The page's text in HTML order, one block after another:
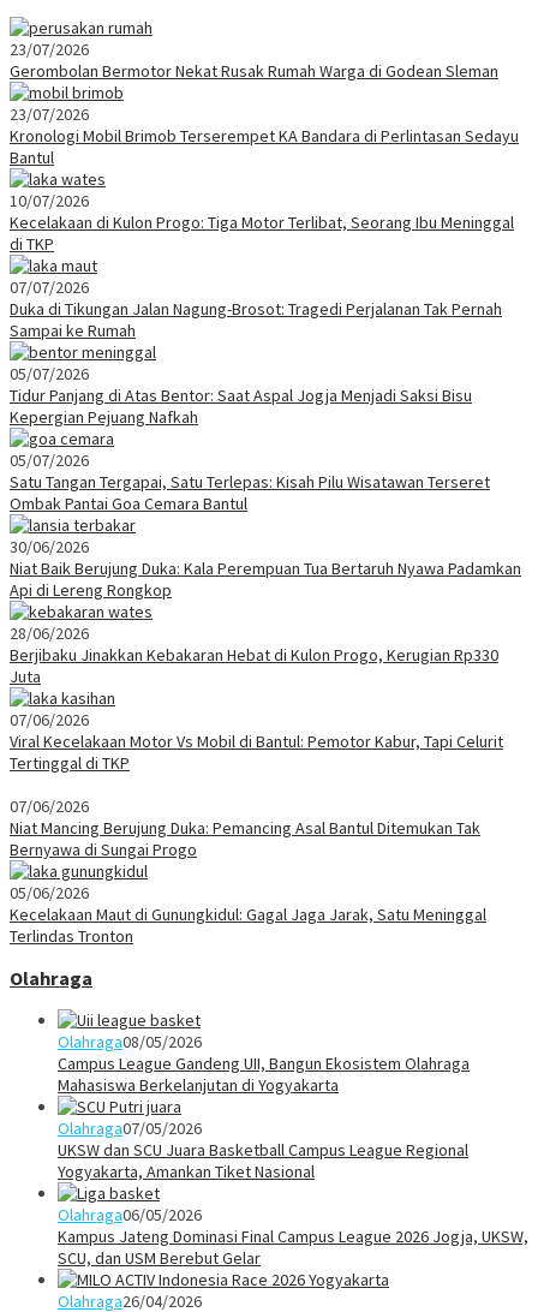
23/07/2026
Gerombolan Bermotor Nekat Rusak Rumah Warga di Godean Sleman
23/07/2026
Kronologi Mobil Brimob Terserempet KA Bandara di Perlintasan Sedayu
Bantul
10/07/2026
Kecelakaan di Kulon Progo: Tiga Motor Terlibat, Seorang Ibu Meninggal
di TKP
07/07/2026
Duka di Tikungan Jalan Nagung-Brosot: Tragedi Perjalanan Tak Pernah
Sampai ke Rumah
05/07/2026
Tidur Panjang di Atas Bentor: Saat Aspal Jogja Menjadi Saksi Bisu
Kepergian Pejuang Nafkah
05/07/2026
Satu Tangan Tergapai, Satu Terlepas: Kisah Pilu Wisatawan Terseret
Ombak Pantai Goa Cemara Bantul
30/06/2026
Niat Baik Berujung Duka: Kala Perempuan Tua Bertaruh Nyawa Padamkan
Api di Lereng Rongkop
28/06/2026
Berjibaku Jinakkan Kebakaran Hebat di Kulon Progo, Kerugian Rp330
Juta
07/06/2026
Viral Kecelakaan Motor Vs Mobil di Bantul: Pemotor Kabur, Tapi Celurit
Tertinggal di TKP
07/06/2026
Niat Mancing Berujung Duka: Pemancing Asal Bantul Ditemukan Tak
Bernyawa di Sungai Progo
05/06/2026
Kecelakaan Maut di Gunungkidul: Gagal Jaga Jarak, Satu Meninggal
Terlindas Tronton
Olahraga
Olahraga08/05/2026
Campus League Gandeng UII, Bangun Ekosistem Olahraga
Mahasiswa Berkelanjutan di Yogyakarta
Olahraga07/05/2026
UKSW dan SCU Juara Basketball Campus League Regional
Yogyakarta, Amankan Tiket Nasional
Olahraga06/05/2026
Kampus Jateng Dominasi Final Campus League 2026 Jogja, UKSW,
SCU, dan USM Berebut Gelar
Olahraga26/04/2026